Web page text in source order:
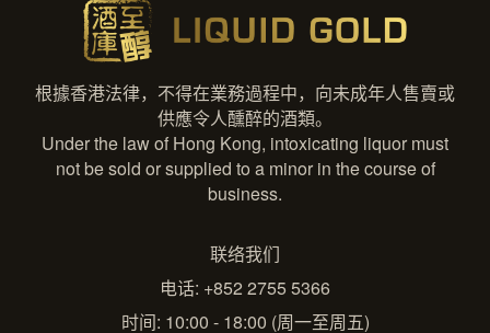
根據香港法律，不得在業務過程中，向未成年人售賣或
供應令人醺醉的酒類。
Under the law of Hong Kong, intoxicating liquor must
not be sold or supplied to a minor in the course of
business.
联络我们
电话: +852 2755 5366
时间: 10:00 - 18:00 (周一至周五)